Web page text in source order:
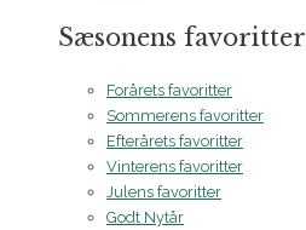
Sæsonens favoritter
Forårets favoritter
Sommerens favoritter
Efterårets favoritter
Vinterens favoritter
Julens favoritter
Godt Nytår